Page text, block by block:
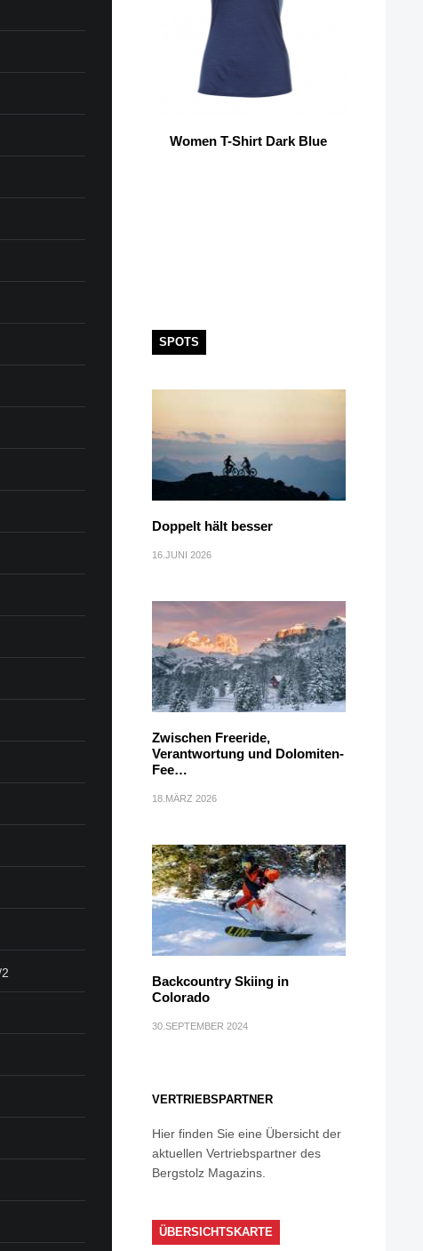
Women T-Shirt Dark Blue
SPOTS
Doppelt hält besser
16.JUNI 2026
Zwischen Freeride,
Verantwortung und Dolomiten-
Fee…
18.MÄRZ 2026
Backcountry Skiing in
Colorado
30.SEPTEMBER 2024
VERTRIEBSPARTNER
Hier finden Sie eine Übersicht der
aktuellen Vertriebspartner des
Bergstolz Magazins.
ÜBERSICHTSKARTE